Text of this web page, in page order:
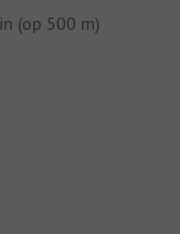
(op 500 m)